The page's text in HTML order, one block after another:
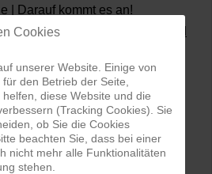
| Darauf kommt es an!
mit transparentem Hintergrund
und Bildbearbeitung in
Rezensionen (Stand
Cookies
unserer Website. Einige von
den Betrieb der Seite,
diese Website und die
(Tracking Cookies). Sie
ob Sie die Cookies
beachten Sie, dass bei einer
nicht mehr alle Funktionalitäten
stehen.